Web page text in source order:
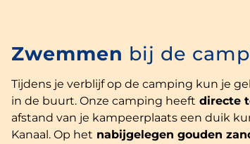
Zwemmen bij de
Tijdens je verblijf op de camping kun je
in de buurt. Onze camping heeft directe
afstand van je kampeerplaats een duik
Kanaal. Op het nabijgelegen gouden